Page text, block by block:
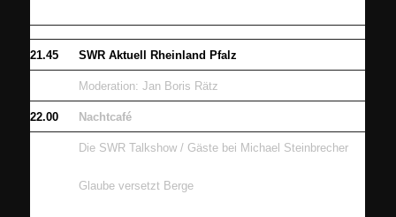
21.45 SWR Aktuell Rheinland Pfalz
Moderation: Jan Boris Rätz
22.00 Nachtcafé
Die SWR Talkshow / Gäste bei Michael Steinbrecher
Glaube versetzt Berge